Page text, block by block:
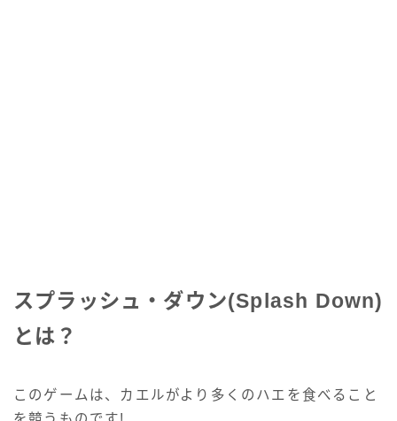
スプラッシュ・ダウン(Splash Down)
とは？
このゲームは、カエルがより多くのハエを食べること